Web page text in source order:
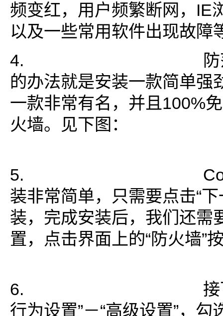
频变红，用户频繁断网，IE
以及一些常用软件出现故障
4. 防范ARP
的办法就是安装一款简单强
一款非常有名，并且100%
火墙。见下图：
5. Comodo
装非常简单，只需要点击“
装，完成安装后，我们还需
置，点击界面上的“防火墙”
6. 接下来点
行为设置”－“高级设置”，勾